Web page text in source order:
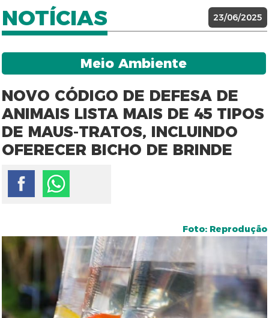
NOTÍCIAS 23/06/2025
Meio Ambiente
NOVO CÓDIGO DE DEFESA DE
ANIMAIS LISTA MAIS DE 45 TIPOS
DE MAUS-TRATOS, INCLUINDO
OFERECER BICHO DE BRINDE
Foto: Reprodução